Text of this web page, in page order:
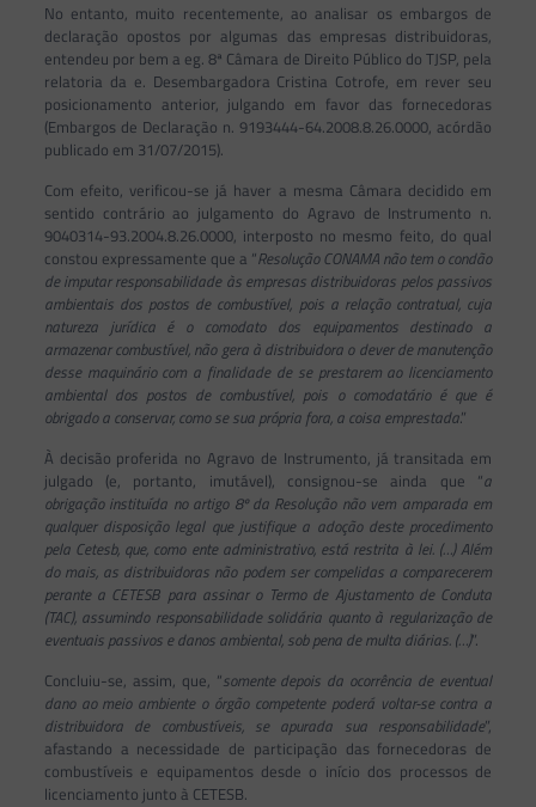
No entanto, muito recentemente, ao analisar os embargos de
declaração opostos por algumas das empresas distribuidoras,
entendeu por bem a eg. 8ª Câmara de Direito Público do TJSP, pela
relatoria da e. Desembargadora Cristina Cotrofe, em rever seu
posicionamento anterior, julgando em favor das fornecedoras
(Embargos de Declaração n. 9193444-64.2008.8.26.0000, acórdão
publicado em 31/07/2015).
Com efeito, verificou-se já haver a mesma Câmara decidido em
sentido contrário ao julgamento do Agravo de Instrumento n.
9040314-93.2004.8.26.0000, interposto no mesmo feito, do qual
constou expressamente que a “Resolução CONAMA não tem o condão
de imputar responsabilidade às empresas distribuidoras pelos passivos
ambientais dos postos de combustível, pois a relação contratual, cuja
natureza jurídica é o comodato dos equipamentos destinado a
armazenar combustível, não gera à distribuidora o dever de manutenção
desse maquinário com a finalidade de se prestarem ao licenciamento
ambiental dos postos de combustível, pois o comodatário é que é
obrigado a conservar, como se sua própria fora, a coisa emprestada.”
À decisão proferida no Agravo de Instrumento, já transitada em
julgado (e, portanto, imutável), consignou-se ainda que “a
obrigação instituída no artigo 8º da Resolução não vem amparada em
qualquer disposição legal que justifique a adoção deste procedimento
pela Cetesb, que, como ente administrativo, está restrita à lei. (…) Além
do mais, as distribuidoras não podem ser compelidas a comparecerem
perante a CETESB para assinar o Termo de Ajustamento de Conduta
(TAC), assumindo responsabilidade solidária quanto à regularização de
eventuais passivos e danos ambiental, sob pena de multa diárias. (…)”.
Concluiu-se, assim, que, “somente depois da ocorrência de eventual
dano ao meio ambiente o órgão competente poderá voltar-se contra a
distribuidora de combustíveis, se apurada sua responsabilidade”,
afastando a necessidade de participação das fornecedoras de
combustíveis e equipamentos desde o início dos processos de
licenciamento junto à CETESB.